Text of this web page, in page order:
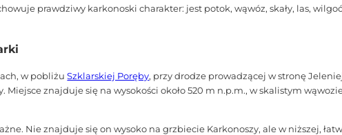
prawdziwy karkonoski charakter: jest potok, wąwóz, skały, las,
w pobliżuSzklarskiej Poręby, przy drodze prowadzącej w stronę
Miejsce znajduje się na wysokości około 520 m n.p.m., w skalistym
Nie znajduje się on wysoko na grzbiecie Karkonoszy, ale w niższej,